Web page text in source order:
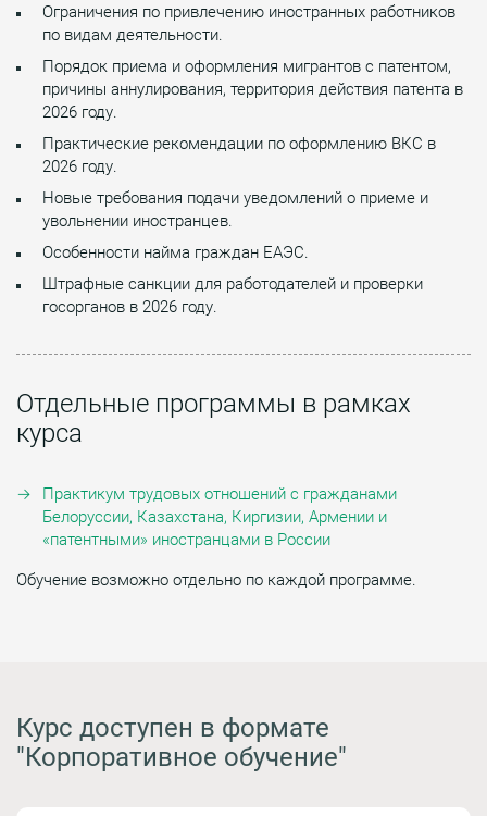
Ограничения по привлечению иностранных работников
по видам деятельности.
Порядок приема и оформления мигрантов с патентом,
причины аннулирования, территория действия патента в
2026 году.
Практические рекомендации по оформлению ВКС в
2026 году.
Новые требования подачи уведомлений о приеме и
увольнении иностранцев.
Особенности найма граждан ЕАЭС.
Штрафные санкции для работодателей и проверки
госорганов в 2026 году.
Отдельные программы в рамках
курса
Практикум трудовых отношений с гражданами
Белоруссии, Казахстана, Киргизии, Армении и
«патентными» иностранцами в России
Обучение возможно отдельно по каждой программе.
Курс доступен в формате
"Корпоративное обучение"